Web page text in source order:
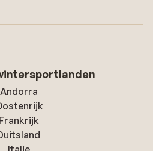
Andorra
Frankrijk